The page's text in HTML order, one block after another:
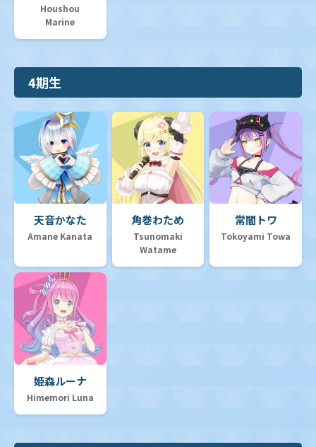
Houshou
Marine
4期生
天音かなた
Amane Kanata
角巻わため
Tsunomaki
Watame
常闇トワ
Tokoyami Towa
姫森ルーナ
Himemori Luna